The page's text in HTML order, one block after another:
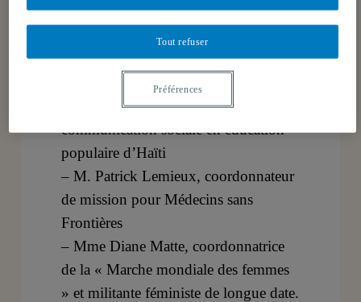
– M. Donald Cuccioletta, Professeur
d’histoire à la New York State
University ;
– M. Joseph Georges, directeur de la
Société d’animation et de
communication sociale en éducation
populaire d’Haïti
– M. Patrick Lemieux, coordonnateur
de mission pour Médecins sans
Frontières
– Mme Diane Matte, coordonnatrice
de la « Marche mondiale des femmes
» et militante féministe de longue date.
Tout refuser
Préférences